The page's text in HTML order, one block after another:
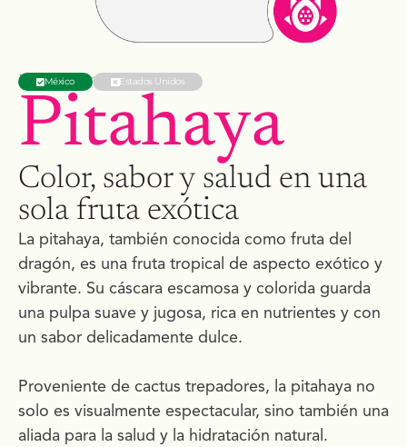
Disponible en:
México Estados Unidos
Pitahaya
Color, sabor y salud en una
sola fruta exótica
La pitahaya, también conocida como fruta del
dragón, es una fruta tropical de aspecto exótico y
vibrante. Su cáscara escamosa y colorida guarda
una pulpa suave y jugosa, rica en nutrientes y con
un sabor delicadamente dulce.
Proveniente de cactus trepadores, la pitahaya no
solo es visualmente espectacular, sino también una
aliada para la salud y la hidratación natural.